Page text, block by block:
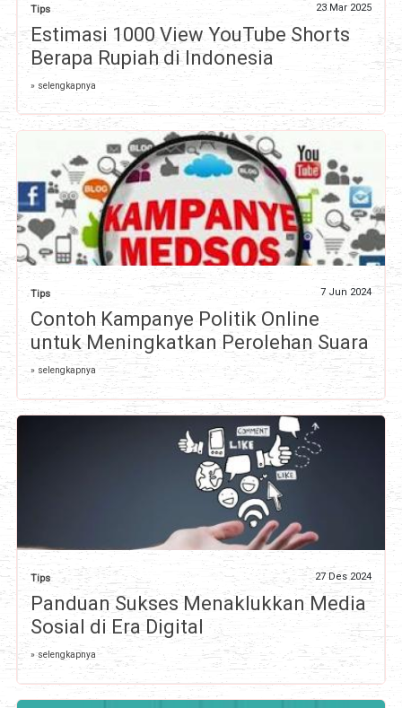
Tips 23 Mar 2025
Estimasi 1000 View YouTube Shorts
Berapa Rupiah di Indonesia
» selengkapnya
Tips 7 Jun 2024
Contoh Kampanye Politik Online
untuk Meningkatkan Perolehan Suara
» selengkapnya
Tips 27 Des 2024
Panduan Sukses Menaklukkan Media
Sosial di Era Digital
» selengkapnya